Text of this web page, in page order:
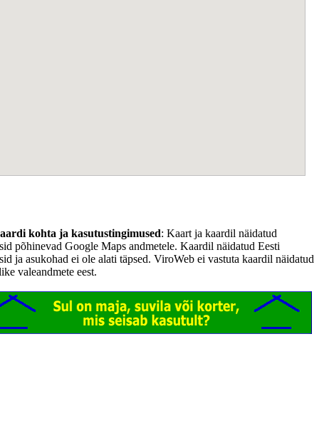
kohta ja kasutustingimused: Kaart ja kaardil näidatud
põhinevad Google Maps andmetele. Kaardil näidatud Eesti
ja asukohad ei ole alati täpsed. ViroWeb ei vastuta kaardil näidatud
valeandmete eest.